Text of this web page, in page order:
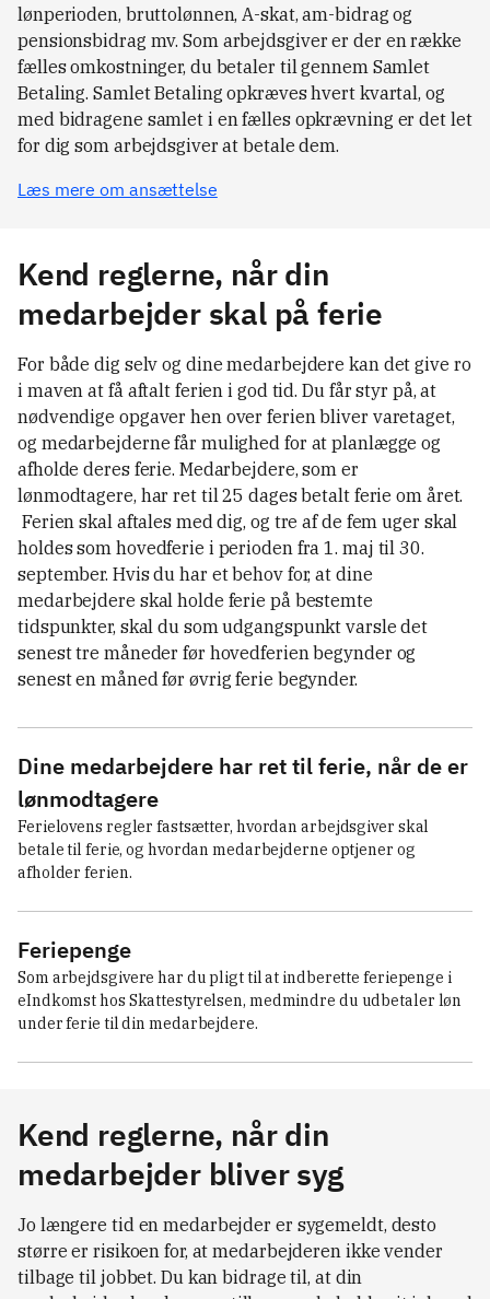
lønperioden, bruttolønnen, A-skat, am-bidrag og
pensionsbidrag mv. Som arbejdsgiver er der en række
fælles omkostninger, du betaler til gennem Samlet
Betaling. Samlet Betaling opkræves hvert kvartal, og
med bidragene samlet i en fælles opkrævning er det let
for dig som arbejdsgiver at betale dem.
Læs mere om ansættelse
Kend reglerne, når din
medarbejder skal på ferie
For både dig selv og dine medarbejdere kan det give ro
i maven at få aftalt ferien i god tid. Du får styr på, at
nødvendige opgaver hen over ferien bliver varetaget,
og medarbejderne får mulighed for at planlægge og
afholde deres ferie. Medarbejdere, som er
lønmodtagere, har ret til 25 dages betalt ferie om året.
Ferien skal aftales med dig, og tre af de fem uger skal
holdes som hovedferie i perioden fra 1. maj til 30.
september. Hvis du har et behov for, at dine
medarbejdere skal holde ferie på bestemte
tidspunkter, skal du som udgangspunkt varsle det
senest tre måneder før hovedferien begynder og
senest en måned før øvrig ferie begynder.
Dine medarbejdere har ret til ferie, når de er
lønmodtagere
Ferielovens regler fastsætter, hvordan arbejdsgiver skal
betale til ferie, og hvordan medarbejderne optjener og
afholder ferien.
Feriepenge
Som arbejdsgivere har du pligt til at indberette feriepenge i
eIndkomst hos Skattestyrelsen, medmindre du udbetaler løn
under ferie til din medarbejdere.
Kend reglerne, når din
medarbejder bliver syg
Jo længere tid en medarbejder er sygemeldt, desto
større er risikoen for, at medarbejderen ikke vender
tilbage til jobbet. Du kan bidrage til, at din